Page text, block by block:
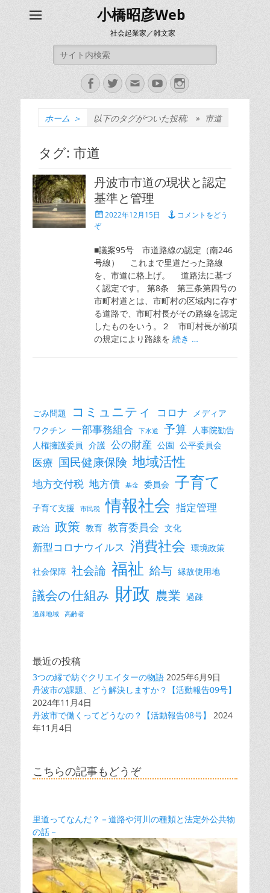
小橋昭彦Web
社会起業家／雑文家
索:
Facebook
Twitter
メ
ー
YouTubeInstagram
ホーム ＞ 以下のタグがついた投稿: » 市道
タグ: 市道
丹波市市道の現状と認定
基準と管理
投
稿
2022年12月15日
コメントをどう
ぞ
■議案95号 市道路線の認定（南246
号線） これまで里道だった路線
を、市道に格上げ。 道路法に基づ
く認定です。 第8条 第三条第四号の
市町村道とは、市町村の区域内に存す
る道路で、市町村長がその路線を認定
したものをいう。２ 市町村長が前項
の規定により路線を 続き …
ごみ問題 コミュニティ コロナ
メディア
ワクチン 一部事務組合 下水道 予算 人事院勧告
人権擁護委員 介護 公の財産 公園 公平委員会
医療 国民健康保険 地域活性
地方交付税 地方債 基金 委員会 子育て
子育て支援 市民税 情報社会 指定管理
政治 政策 教育 教育委員会 文化
新型コロナウイルス 消費社会 環境政策
社会保障 社会論 福祉 給与 縁故使用地
議会の仕組み 財政 農業 過疎
過疎地域 高齢者
最近の投稿
3つの縁で紡ぐクリエイターの物語 2025年6月9日
丹波市の課題、どう解決しますか？【活動報告09号】
2024年11月4日
丹波市で働くってどうなの？【活動報告08号】
2024
年11月4日
こちらの記事もどうぞ
里道ってなんだ？－道路や河川の種類と法定外公共物
の話－